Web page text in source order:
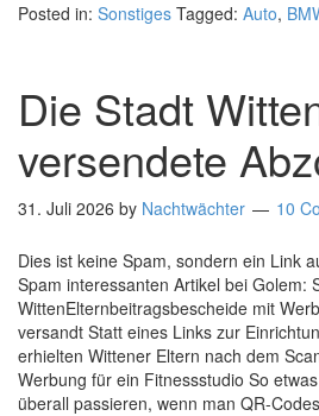
Posted in: Sonstiges Tagged: Auto,
Die Stadt
versendete
31. Juli 2026 by Nachtwächter 10
Dies ist keine Spam, sondern ein Link
Spam interessanten Artikel bei Golem:
WittenElternbeitragsbescheide mit
versandt Statt eines Links zur
erhielten Wittener Eltern nach dem
Werbung für ein Fitnessstudio So
überall passieren, wenn man QR-